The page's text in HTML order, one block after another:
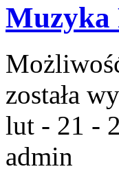
Muzyka
została
lut - 21 -
admin